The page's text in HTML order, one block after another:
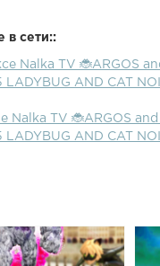
в сети::
Nalka TV 🐞ARGOS
LADYBUG AND CAT
Nalka TV 🐞ARGOS
LADYBUG AND CAT